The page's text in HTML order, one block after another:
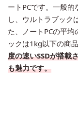
ートPCです。一般
し、ウルトラブック
た、ノートPCの平
ックは1kg以下の商
度の速いSSDが搭載
も魅力です。